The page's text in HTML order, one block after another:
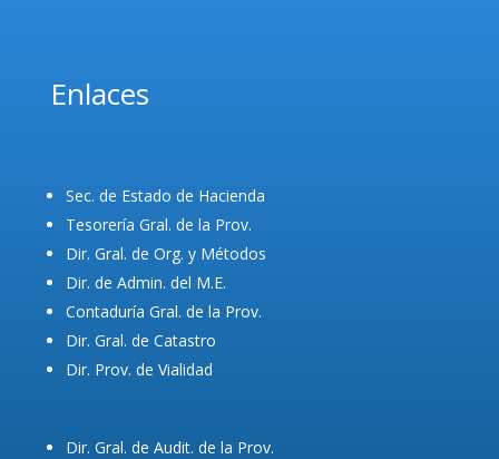
Enlaces
Sec. de Estado de Hacienda
Tesorería Gral. de la Prov.
Dir. Gral. de Org. y Métodos
Dir. de Admin. del M.E.
Contaduría Gral. de la Prov.
Dir. Gral. de Catastro
Dir. Prov. de Vialidad
Dir. Gral. de Audit. de la Prov.